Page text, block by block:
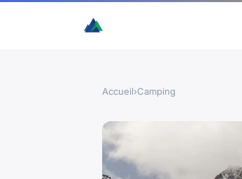
Accueil›Camping